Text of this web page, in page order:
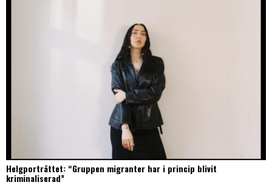
Helgporträttet: “Gruppen migranter har i princip blivit
kriminaliserad”